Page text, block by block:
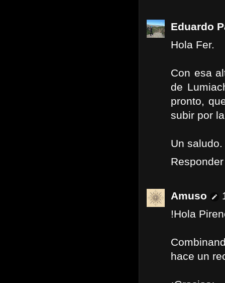
Eduardo
Hola Fer.
Con esa
de
pronto,
subir por
Un saludo.
Responder
Amuso
!Hola
hace un